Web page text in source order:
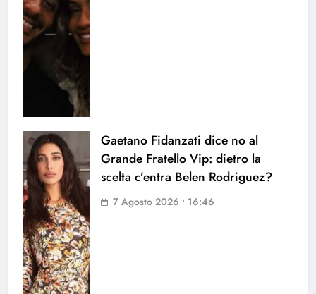
Gaetano Fidanzati dice no al
Grande Fratello Vip: dietro la
scelta c’entra Belen Rodriguez?
7 Agosto 2026 • 16:46